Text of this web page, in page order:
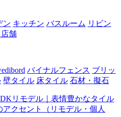
ン キッチン バスルーム リビン
舗
バイナルフェンス ブリッ
壁タイル 床タイル 石材・擬石